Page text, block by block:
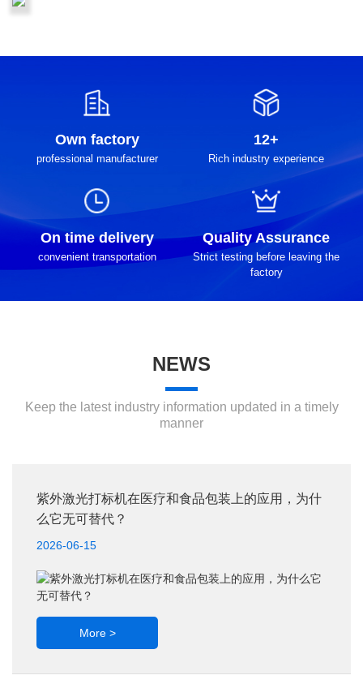
Own factory
professional manufacturer
12+
Rich industry experience
On time delivery
convenient transportation
Quality Assurance
Strict testing before leaving the
factory
NEWS
Keep the latest industry information updated in a timely
manner
紫外激光打标机在医疗和食品包装上的应用，为什
么它无可替代？
2026-06-15
More >